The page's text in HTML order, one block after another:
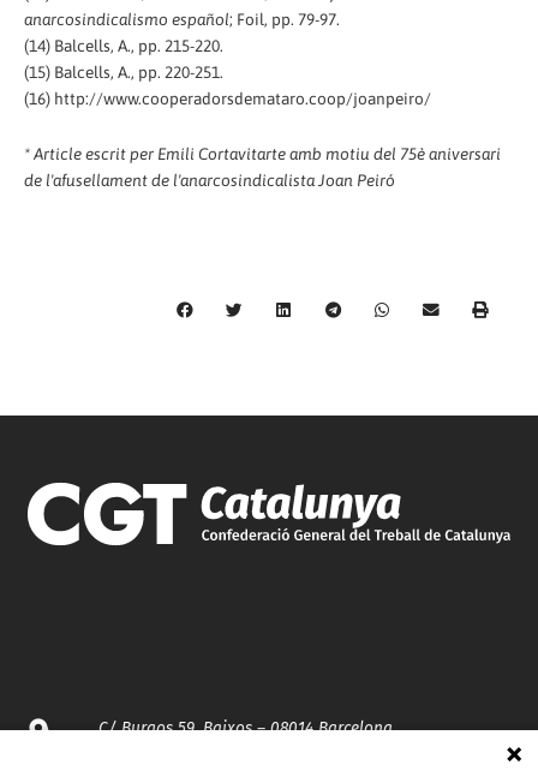
anarcosindicalismo español; Foil, pp. 79-97.
(14) Balcells, A., pp. 215-220.
(15) Balcells, A., pp. 220-251.
(16) http://www.cooperadorsdemataro.coop/joanpeiro/
* Article escrit per Emili Cortavitarte amb motiu del 75è aniversari
de l'afusellament de l'anarcosindicalista Joan Peiró
C/ Burgos 59, Baixos – 08014 Barcelona